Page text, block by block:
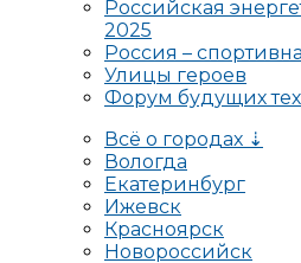
Российская
2025
Россия –
Улицы героев
Форум будущих
Всё о городах ⇣
Вологда
Екатеринбург
Ижевск
Красноярск
Новороссийск